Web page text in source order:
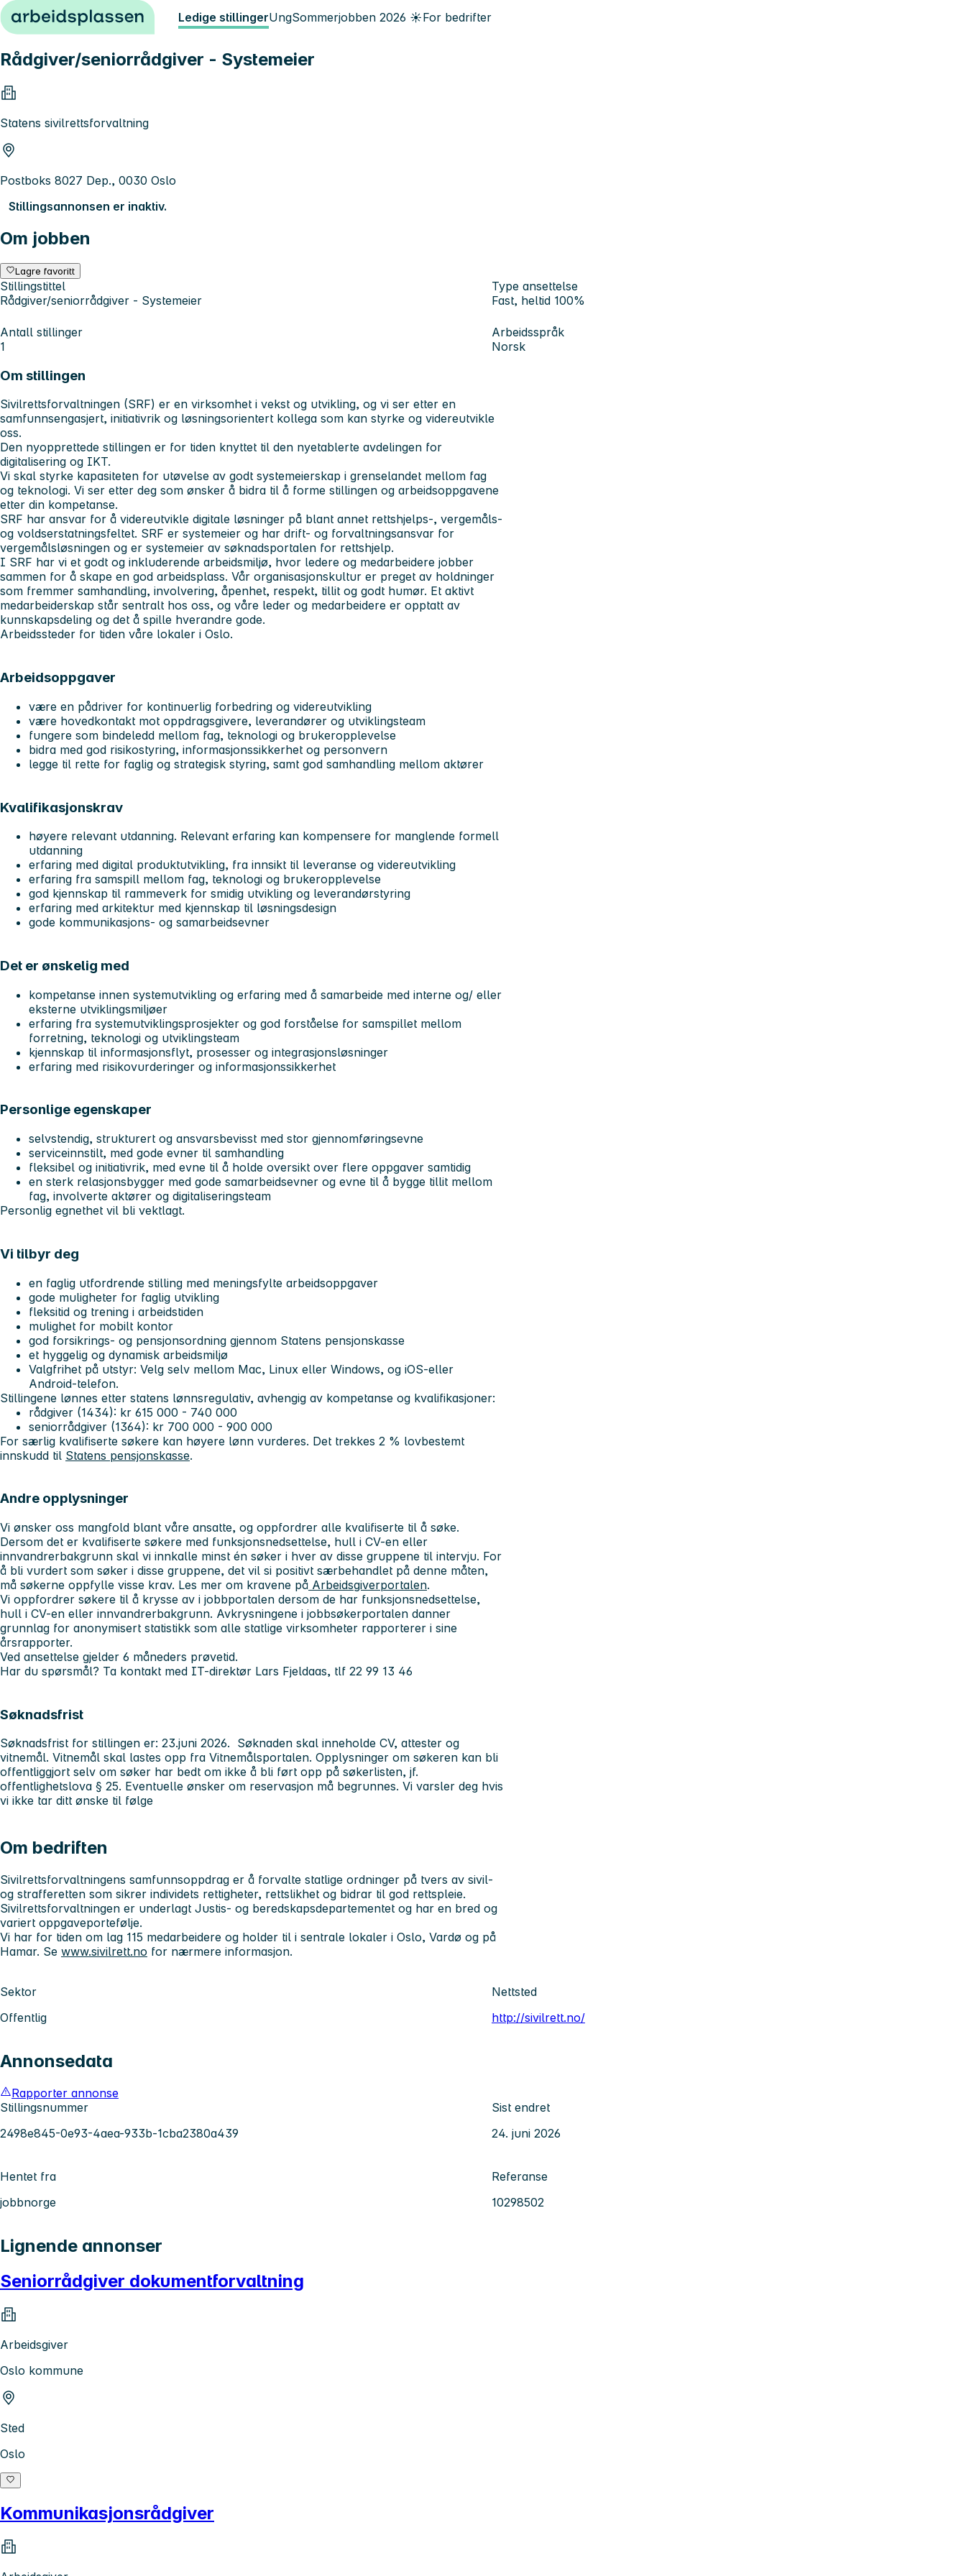
Hopp til innhold Ledige stillingerUngSommerjobben 2026 ☀️For bedrifter
Rådgiver/seniorrådgiver - Systemeier
Statens sivilrettsforvaltning
Postboks 8027 Dep., 0030 Oslo
Stillingsannonsen er inaktiv.
Om jobben
Lagre favoritt
Stillingstittel
Rådgiver/seniorrådgiver - Systemeier
Type ansettelse
Fast, heltid 100%
Antall stillinger
1
Arbeidsspråk
Norsk
Om stillingen
Sivilrettsforvaltningen (SRF) er en virksomhet i vekst og utvikling, og vi ser etter en
samfunnsengasjert, initiativrik og løsningsorientert kollega som kan styrke og videreutvikle
oss.
Den nyopprettede stillingen er for tiden knyttet til den nyetablerte avdelingen for
digitalisering og IKT.
Vi skal styrke kapasiteten for utøvelse av godt systemeierskap i grenselandet mellom fag
og teknologi. Vi ser etter deg som ønsker å bidra til å forme stillingen og arbeidsoppgavene
etter din kompetanse.
SRF har ansvar for å videreutvikle digitale løsninger på blant annet rettshjelps-, vergemåls-
og voldserstatningsfeltet. SRF er systemeier og har drift- og forvaltningsansvar for
vergemålsløsningen og er systemeier av søknadsportalen for rettshjelp.
I SRF har vi et godt og inkluderende arbeidsmiljø, hvor ledere og medarbeidere jobber
sammen for å skape en god arbeidsplass. Vår organisasjonskultur er preget av holdninger
som fremmer samhandling, involvering, åpenhet, respekt, tillit og godt humør. Et aktivt
medarbeiderskap står sentralt hos oss, og våre leder og medarbeidere er opptatt av
kunnskapsdeling og det å spille hverandre gode.
Arbeidssteder for tiden våre lokaler i Oslo.
Arbeidsoppgaver
være en pådriver for kontinuerlig forbedring og videreutvikling
være hovedkontakt mot oppdragsgivere, leverandører og utviklingsteam
fungere som bindeledd mellom fag, teknologi og brukeropplevelse
bidra med god risikostyring, informasjonssikkerhet og personvern
legge til rette for faglig og strategisk styring, samt god samhandling mellom aktører
Kvalifikasjonskrav
høyere relevant utdanning. Relevant erfaring kan kompensere for manglende formell
utdanning
erfaring med digital produktutvikling, fra innsikt til leveranse og videreutvikling
erfaring fra samspill mellom fag, teknologi og brukeropplevelse
god kjennskap til rammeverk for smidig utvikling og leverandørstyring
erfaring med arkitektur med kjennskap til løsningsdesign
gode kommunikasjons- og samarbeidsevner
Det er ønskelig med
kompetanse innen systemutvikling og erfaring med å samarbeide med interne og/ eller
eksterne utviklingsmiljøer
erfaring fra systemutviklingsprosjekter og god forståelse for samspillet mellom
forretning, teknologi og utviklingsteam
kjennskap til informasjonsflyt, prosesser og integrasjonsløsninger
erfaring med risikovurderinger og informasjonssikkerhet
Personlige egenskaper
selvstendig, strukturert og ansvarsbevisst med stor gjennomføringsevne
serviceinnstilt, med gode evner til samhandling
fleksibel og initiativrik, med evne til å holde oversikt over flere oppgaver samtidig
en sterk relasjonsbygger med gode samarbeidsevner og evne til å bygge tillit mellom
fag, involverte aktører og digitaliseringsteam
Personlig egnethet vil bli vektlagt.
Vi tilbyr deg
en faglig utfordrende stilling med meningsfylte arbeidsoppgaver
gode muligheter for faglig utvikling
fleksitid og trening i arbeidstiden
mulighet for mobilt kontor
god forsikrings- og pensjonsordning gjennom Statens pensjonskasse
et hyggelig og dynamisk arbeidsmiljø
Valgfrihet på utstyr: Velg selv mellom Mac, Linux eller Windows, og iOS‑eller
Android‑telefon.
Stillingene lønnes etter statens lønnsregulativ, avhengig av kompetanse og kvalifikasjoner:
rådgiver (1434): kr 615 000 - 740 000
seniorrådgiver (1364): kr 700 000 - 900 000
For særlig kvalifiserte søkere kan høyere lønn vurderes. Det trekkes 2 % lovbestemt
innskudd til Statens pensjonskasse.
Andre opplysninger
Vi ønsker oss mangfold blant våre ansatte, og oppfordrer alle kvalifiserte til å søke.
Dersom det er kvalifiserte søkere med funksjonsnedsettelse, hull i CV-en eller
innvandrerbakgrunn skal vi innkalle minst én søker i hver av disse gruppene til intervju. For
å bli vurdert som søker i disse gruppene, det vil si positivt særbehandlet på denne måten,
må søkerne oppfylle visse krav. Les mer om kravene på Arbeidsgiverportalen.
Vi oppfordrer søkere til å krysse av i jobbportalen dersom de har funksjonsnedsettelse,
hull i CV-en eller innvandrerbakgrunn. Avkrysningene i jobbsøkerportalen danner
grunnlag for anonymisert statistikk som alle statlige virksomheter rapporterer i sine
årsrapporter.
Ved ansettelse gjelder 6 måneders prøvetid.
Har du spørsmål? Ta kontakt med IT-direktør Lars Fjeldaas, tlf 22 99 13 46
Søknadsfrist
Søknadsfrist for stillingen er: 23.juni 2026. Søknaden skal inneholde CV, attester og
vitnemål. Vitnemål skal lastes opp fra Vitnemålsportalen. Opplysninger om søkeren kan bli
offentliggjort selv om søker har bedt om ikke å bli ført opp på søkerlisten, jf.
offentlighetslova § 25. Eventuelle ønsker om reservasjon må begrunnes. Vi varsler deg hvis
vi ikke tar ditt ønske til følge
Om bedriften
Sivilrettsforvaltningens samfunnsoppdrag er å forvalte statlige ordninger på tvers av sivil-
og strafferetten som sikrer individets rettigheter, rettslikhet og bidrar til god rettspleie.
Sivilrettsforvaltningen er underlagt Justis- og beredskapsdepartementet og har en bred og
variert oppgaveportefølje.
Vi har for tiden om lag 115 medarbeidere og holder til i sentrale lokaler i Oslo, Vardø og på
Hamar. Se www.sivilrett.no for nærmere informasjon.
Sektor
Offentlig
Nettsted
http://sivilrett.no/
Annonsedata
Rapporter annonse
Stillingsnummer
2498e845-0e93-4aea-933b-1cba2380a439
Sist endret
24. juni 2026
Hentet fra
jobbnorge
Referanse
10298502
Lignende annonser
Seniorrådgiver dokumentforvaltning
Arbeidsgiver
Oslo kommune
Sted
Oslo
Kommunikasjonsrådgiver